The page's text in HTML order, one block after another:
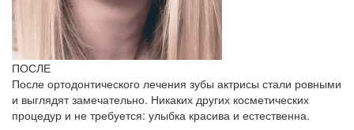
ПОСЛЕ
После ортодонтического лечения зубы актрисы стали ровными
и выглядят замечательно. Никаких других косметических
процедур и не требуется: улыбка красива и естественна.